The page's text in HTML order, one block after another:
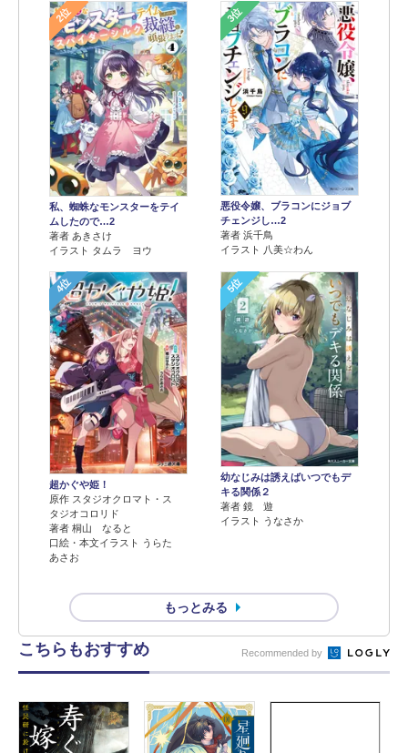
2位
私、蜘蛛なモンスターをテイ
ムしたので…2
著者 あきさけ
イラスト タムラ ヨウ
3位
悪役令嬢、ブラコンにジョブ
チェンジし…2
著者 浜千鳥
イラスト 八美☆わん
4位
超かぐや姫！
原作 スタジオクロマト・ス
タジオコロリド
著者 桐山 なると
口絵・本文イラスト うらた
あさお
5位
幼なじみは誘えばいつでもデ
キる関係２
著者 鏡 遊
イラスト うなさか
もっとみる
こちらもおすすめ Recommended by